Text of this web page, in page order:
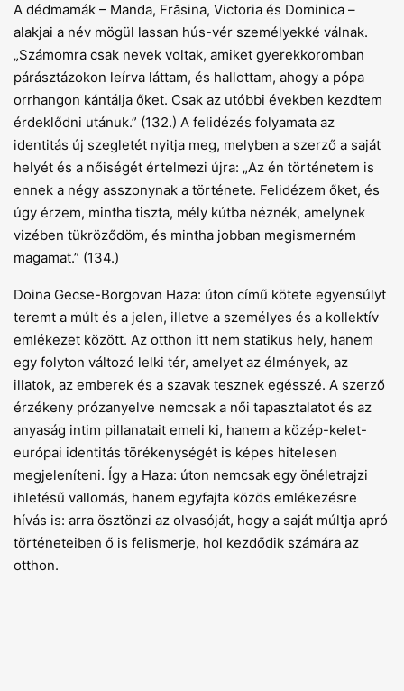
A dédmamák – Manda, Frăsina, Victoria és Dominica –
alakjai a név mögül lassan hús-vér személyekké válnak.
„Számomra csak nevek voltak, amiket gyerekkoromban
párásztázokon leírva láttam, és hallottam, ahogy a pópa
orrhangon kántálja őket. Csak az utóbbi években kezdtem
érdeklődni utánuk.” (132.) A felidézés folyamata az
identitás új szegletét nyitja meg, melyben a szerző a saját
helyét és a nőiségét értelmezi újra: „Az én történetem is
ennek a négy asszonynak a története. Felidézem őket, és
úgy érzem, mintha tiszta, mély kútba néznék, amelynek
vizében tükröződöm, és mintha jobban megismerném
magamat.” (134.)
Doina Gecse-Borgovan Haza: úton című kötete egyensúlyt
teremt a múlt és a jelen, illetve a személyes és a kollektív
emlékezet között. Az otthon itt nem statikus hely, hanem
egy folyton változó lelki tér, amelyet az élmények, az
illatok, az emberek és a szavak tesznek egésszé. A szerző
érzékeny prózanyelve nemcsak a női tapasztalatot és az
anyaság intim pillanatait emeli ki, hanem a közép-kelet-
európai identitás törékenységét is képes hitelesen
megjeleníteni. Így a Haza: úton nemcsak egy önéletrajzi
ihletésű vallomás, hanem egyfajta közös emlékezésre
hívás is: arra ösztönzi az olvasóját, hogy a saját múltja apró
történeteiben ő is felismerje, hol kezdődik számára az
otthon.